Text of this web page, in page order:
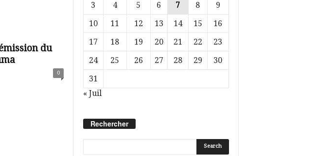
du
0
3
4 5 6 7 8
9
10
11 12 13 14 15
16
17
18 19 20 21 22
23
24
25 26 27 28 29
30
31
« Juil
Rechercher